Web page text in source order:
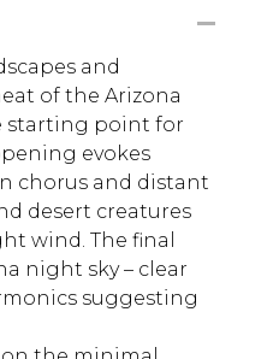
and
of the Arizona
starting point for
evokes
chorus and distant
desert creatures
wind. The final
night sky – clear
suggesting